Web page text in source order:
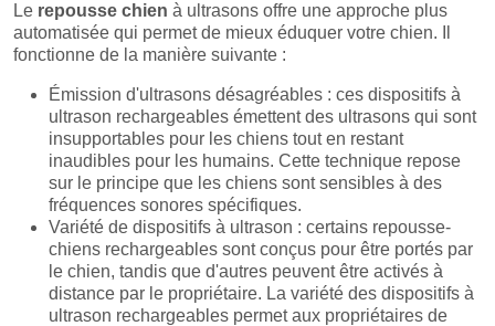
Le repousse chien à ultrasons offre une approche plus
automatisée qui permet de mieux éduquer votre chien. Il
fonctionne de la manière suivante :
Émission d'ultrasons désagréables : ces dispositifs à
ultrason rechargeables émettent des ultrasons qui sont
insupportables pour les chiens tout en restant
inaudibles pour les humains. Cette technique repose
sur le principe que les chiens sont sensibles à des
fréquences sonores spécifiques.
Variété de dispositifs à ultrason : certains repousse-
chiens rechargeables sont conçus pour être portés par
le chien, tandis que d'autres peuvent être activés à
distance par le propriétaire. La variété des dispositifs à
ultrason rechargeables permet aux propriétaires de